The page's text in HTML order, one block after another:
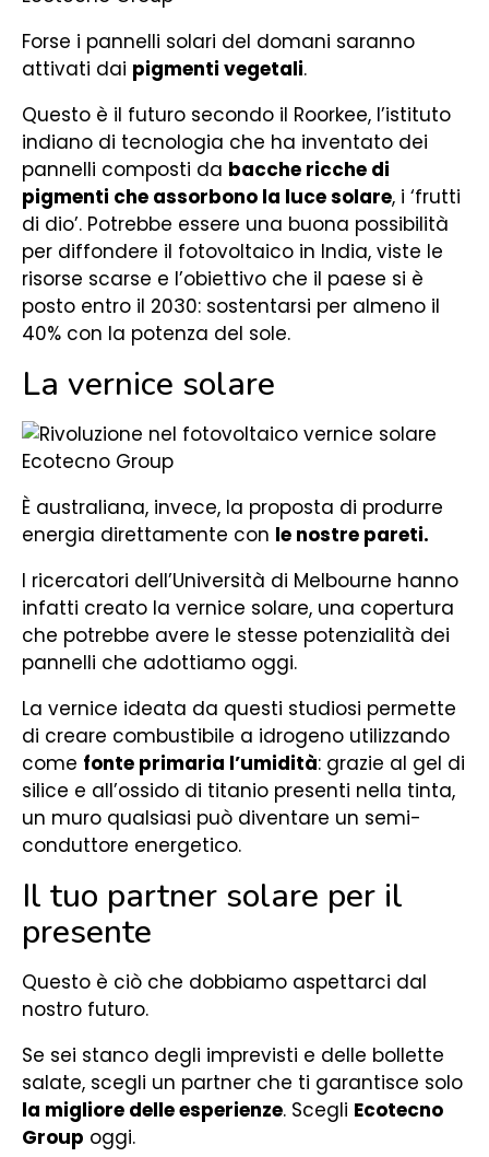
Forse i pannelli solari del domani saranno
attivati dai pigmenti vegetali.
Questo è il futuro secondo il Roorkee, l’istituto
indiano di tecnologia che ha inventato dei
pannelli composti da bacche ricche di
pigmenti che assorbono la luce solare, i ‘frutti
di dio’. Potrebbe essere una buona possibilità
per diffondere il fotovoltaico in India, viste le
risorse scarse e l’obiettivo che il paese si è
posto entro il 2030: sostentarsi per almeno il
40% con la potenza del sole.
La vernice solare
È australiana, invece, la proposta di produrre
energia direttamente con le nostre pareti.
I ricercatori dell’Università di Melbourne hanno
infatti creato la vernice solare, una copertura
che potrebbe avere le stesse potenzialità dei
pannelli che adottiamo oggi.
La vernice ideata da questi studiosi permette
di creare combustibile a idrogeno utilizzando
come fonte primaria l’umidità: grazie al gel di
silice e all’ossido di titanio presenti nella tinta,
un muro qualsiasi può diventare un semi-
conduttore energetico.
Il tuo partner solare per il
presente
Questo è ciò che dobbiamo aspettarci dal
nostro futuro.
Se sei stanco degli imprevisti e delle bollette
salate, scegli un partner che ti garantisce solo
la migliore delle esperienze. Scegli Ecotecno
Group oggi.